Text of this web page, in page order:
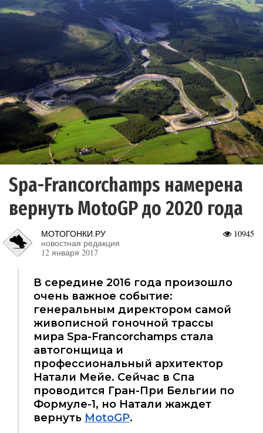
Spa-Francorchamps намерена
вернуть MotoGP до 2020 года
10945
МОТОГОНКИ.РУ
новостная редакция
12 января 2017
В середине 2016 года произошло
очень важное событие:
генеральным директором самой
живописной гоночной трассы
мира Spa-Francorchamps стала
автогонщица и
профессиональный архитектор
Натали Мейе. Сейчас в Спа
проводится Гран-При Бельгии по
Формуле-1, но Натали жаждет
вернуть MotoGP.